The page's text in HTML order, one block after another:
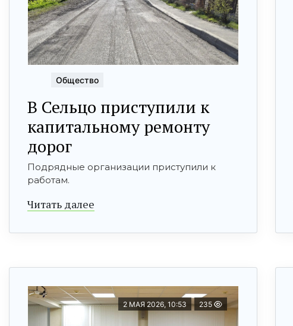
Общество
В Сельцо приступили к
капитальному ремонту
дорог
Подрядные организации приступили к
работам.
Читать далее
2 МАЯ 2026, 10:53 235